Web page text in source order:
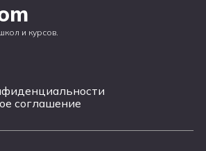
и курсов.
соглашение